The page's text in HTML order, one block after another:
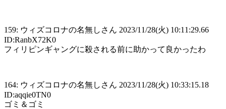
159: ウィズコロナの名無しさん 2023/11/28(火) 10:11:29.66
ID:RanbX72K0
フィリピンギャングに殺される前に助かって良かったわ
164: ウィズコロナの名無しさん 2023/11/28(火) 10:33:15.18
ID:aqqie0TN0
ゴミ＆ゴミ